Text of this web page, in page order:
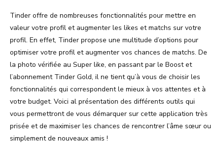
Tinder offre de nombreuses fonctionnalités pour mettre en
valeur votre profil et augmenter les likes et matchs sur votre
profil. En effet, Tinder propose une multitude d’options pour
optimiser votre profil et augmenter vos chances de matchs. De
la photo vérifiée au Super like, en passant par le Boost et
l’abonnement Tinder Gold, il ne tient qu’à vous de choisir les
fonctionnalités qui correspondent le mieux à vos attentes et à
votre budget. Voici al présentation des différents outils qui
vous permettront de vous démarquer sur cette application très
prisée et de maximiser les chances de rencontrer l’âme sœur ou
simplement de nouveaux amis !